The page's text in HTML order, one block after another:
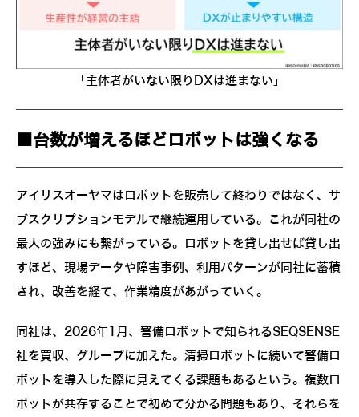
「主体者がいない限りDXは進まない」
■台数が増えるほどロボットは強くなる
アイリスオーヤマはロボットを販売して終わりではなく、サ
ブスクリプションモデルで継続運用している。これが同社の
最大の強みにも繋がっている。ロボットを貸し出せば貸し出
すほど、現場データや障害事例、利用パターンが同社に蓄積
され、改善を経て、作業精度があがっていく。
同社は、2026年1月、警備ロボットで知られるSEQSENSE
社を買収、グループに加えた。清掃ロボットに続いて警備ロ
ボットを導入した際に見えてくる課題もあるという。複数ロ
ボットが共存することで初めて分かる問題もあり、それらを